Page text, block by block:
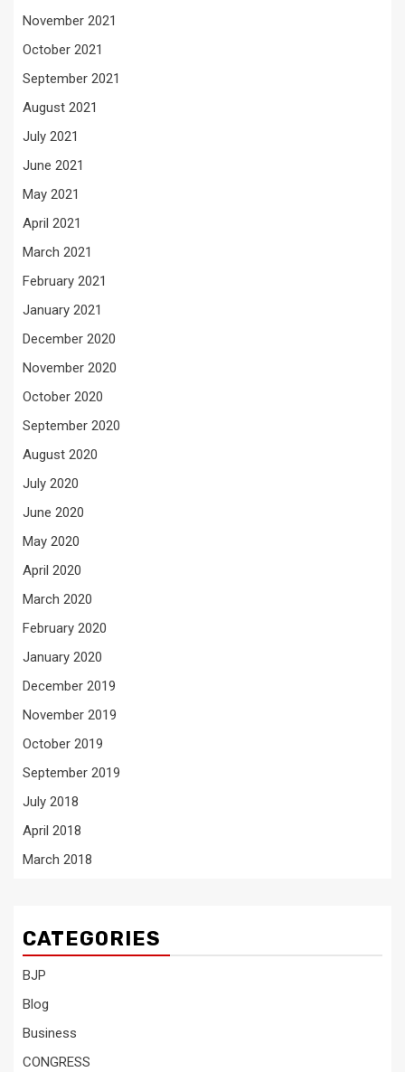
November 2021
October 2021
September 2021
August 2021
July 2021
June 2021
May 2021
April 2021
March 2021
February 2021
January 2021
December 2020
November 2020
October 2020
September 2020
August 2020
July 2020
June 2020
May 2020
April 2020
March 2020
February 2020
January 2020
December 2019
November 2019
October 2019
September 2019
July 2018
April 2018
March 2018
CATEGORIES
BJP
Blog
Business
CONGRESS